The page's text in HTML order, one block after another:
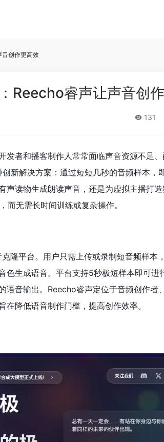
音创作更高效
Reecho睿声让声音创
131
发者和播客制作人常常面临声音资源不足
新解决方案：通过短短几秒的音频样本，
读物生成朗读声音，还是为虚拟主播打造
而无需长时间训练或复杂操作。
隆平台。用户只需上传或录制短音频样本
色生成语音。平台支持5秒极短样本即可进
语音输出。Reecho睿声定位于音频创作者
降低语音制作门槛，提高创作效率。